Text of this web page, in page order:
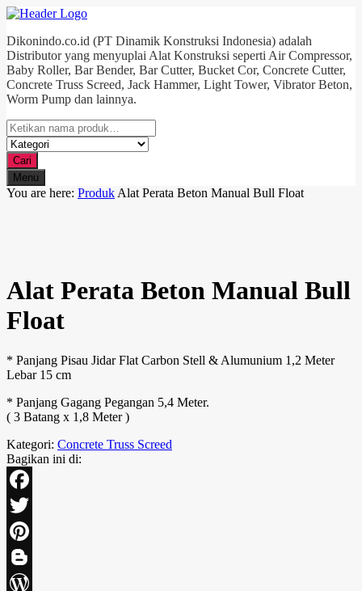
Dikonindo.co.id (PT Dinamik Konstruksi Indonesia) adalah
Distributor yang menyuplai Alat Konstruksi seperti Air Compressor,
Baby Roller, Bar Bender, Bar Cutter, Bucket Cor, Concrete Cutter,
Concrete Truss Screed, Jack Hammer, Light Tower, Vibrator Beton,
Worm Pump dan lainnya.
Cari
Menu
You are here: Produk Alat Perata Beton Manual Bull Float
Alat Perata Beton Manual Bull
Float
* Panjang Pisau Jidar Flat Carbon Stell & Alumunium 1,2 Meter
Lebar 15 cm
* Panjang Gagang Pegangan 5,4 Meter.
( 3 Batang x 1,8 Meter )
Kategori: Concrete Truss Screed
Bagikan ini di:
Facebook
Twitter
Pinterest
Blogger